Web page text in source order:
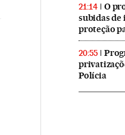
21:14
O
subidas de
proteção
20:55
Polícia